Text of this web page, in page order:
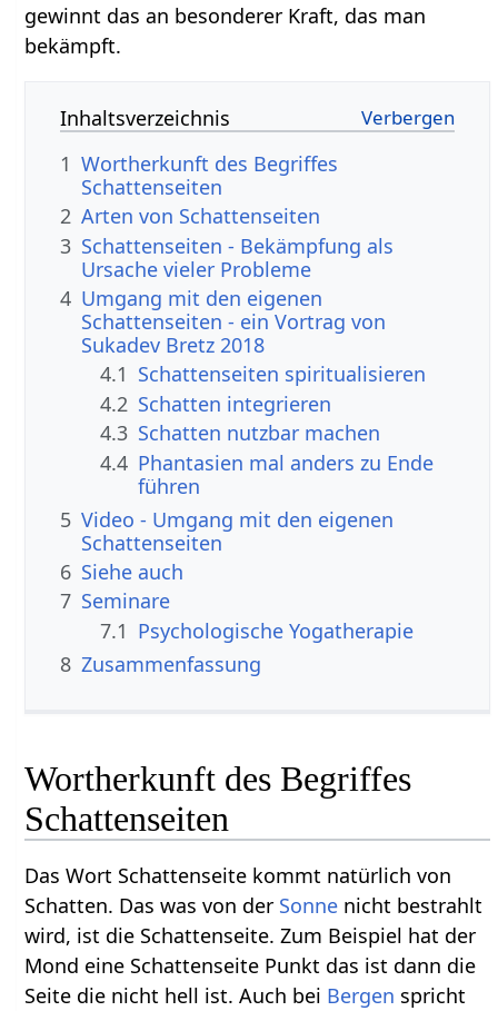
gewinnt das an besonderer Kraft, das man
bekämpft.
Inhaltsverzeichnis
1 Wortherkunft des Begriffes
Schattenseiten
2 Arten von Schattenseiten
3 Schattenseiten - Bekämpfung als
Ursache vieler Probleme
4 Umgang mit den eigenen
Schattenseiten - ein Vortrag von
Sukadev Bretz 2018
4.1 Schattenseiten spiritualisieren
4.2 Schatten integrieren
4.3 Schatten nutzbar machen
4.4 Phantasien mal anders zu Ende
führen
5 Video - Umgang mit den eigenen
Schattenseiten
6 Siehe auch
7 Seminare
7.1 Psychologische Yogatherapie
8 Zusammenfassung
Wortherkunft des Begriffes
Schattenseiten
Das Wort Schattenseite kommt natürlich von
Schatten. Das was von der Sonne nicht bestrahlt
wird, ist die Schattenseite. Zum Beispiel hat der
Mond eine Schattenseite Punkt das ist dann die
Seite die nicht hell ist. Auch bei Bergen spricht